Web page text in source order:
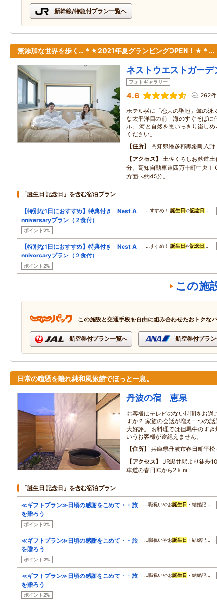
新幹線/特急付プラン一覧へ
無添加な世界を歩く…＊★2021年夏グランピングOPEN！★＊…
ネストウエストガーデ
フォトギャラリー
4.6 262件
ホテル横に「恋人の聖地」鯨の泳
な太平洋目の前・海のすぐそばに
ル。 海と自然を思いっきり楽し
ください。
住所
高知県幡多郡黒潮町入野
アクセス
土佐くろしお鉄道
分。高知自動車道四万十町中央Ｉ
方面へ約45分。
「誕生日 記念日」を含む宿泊プラン
【特別な1日におすすめ】特典付き Nest A
nniversaryプラン（２食付）
ポイント2%
…すすめ！誕生日や記念日 …
【特別な1日におすすめ】特典付き Nest A
nniversaryプラン（２食付）
ポイント2%
…すすめ！誕生日や記念日 …
この施
この施設と交通手段を自由に組み合わせたおトクな
航空券付プラン一覧へ 航空券付プラ
日常の喧騒を離れ純和風旅館でほっと一息。
丹波の宿 恵泉
お客様はテレビのない時間をお過
すか？ 家族の会話が増え一つの
大好評。 お料理では但馬牛のす
いうお客様が途絶えません。
住所
兵庫県丹波市春日町平松
アクセス
JR黒井駅より徒歩
車道の春日ICから2ｋｍ
「誕生日 記念日」を含む宿泊プラン
≪ギフトプラン≫日頃の感謝をこめて・・旅
を贈ろう
ポイント2%
…職祝いやお誕生日 ・結婚記…
≪ギフトプラン≫日頃の感謝をこめて・・旅
を贈ろう
ポイント2%
…職祝いやお誕生日 ・結婚記…
≪ギフトプラン≫日頃の感謝をこめて・・旅
を贈ろう
ポイント2%
…職祝いやお誕生日 ・結婚記…